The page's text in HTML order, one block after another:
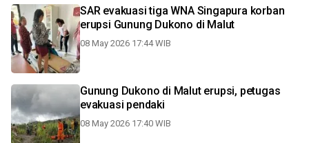
SAR evakuasi tiga WNA Singapura korban
erupsi Gunung Dukono di Malut
08 May 2026 17:44 WIB
Gunung Dukono di Malut erupsi, petugas
evakuasi pendaki
08 May 2026 17:40 WIB